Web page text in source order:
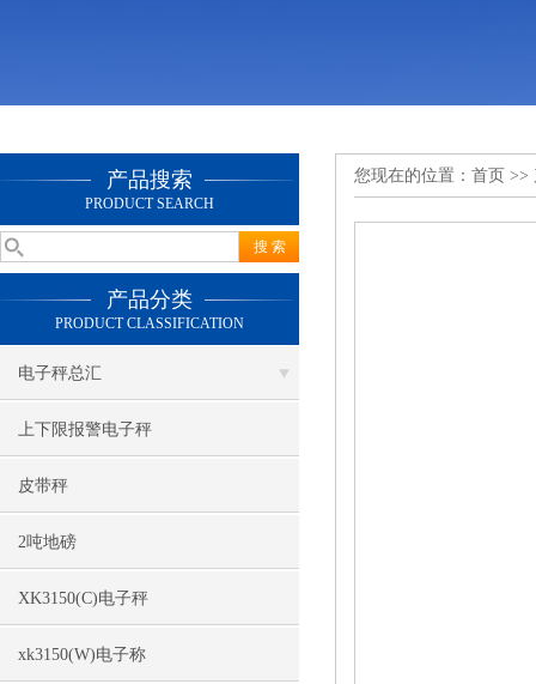
产品搜索
PRODUCT SEARCH
产品分类
PRODUCT CLASSIFICATION
电子秤总汇
上下限报警电子秤
皮带秤
2吨地磅
XK3150(C)电子秤
xk3150(W)电子称
您现在的位置： 首页 >>